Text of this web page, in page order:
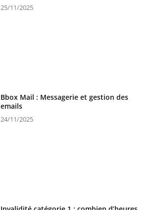
25/11/2025
Bbox Mail : Messagerie et gestion des
emails
24/11/2025